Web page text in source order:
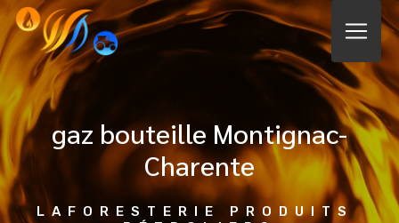
gaz bouteille Montignac-
Charente
LAFORESTERIE PRODUITS
Panneau de gestion des cookies